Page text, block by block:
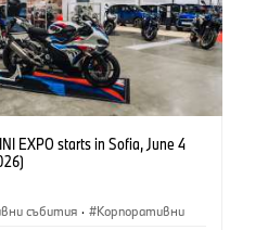
EXPO starts in Sofia, June 4
събития · Корпоративни